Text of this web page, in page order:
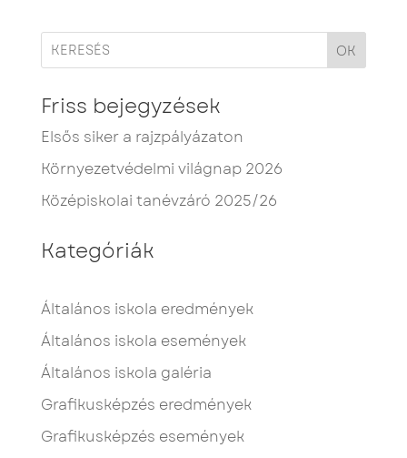
OK
Friss bejegyzések
Elsős siker a rajzpályázaton
Környezetvédelmi világnap 2026
Középiskolai tanévzáró 2025/26
Kategóriák
Általános iskola eredmények
Általános iskola események
Általános iskola galéria
Grafikusképzés eredmények
Grafikusképzés események